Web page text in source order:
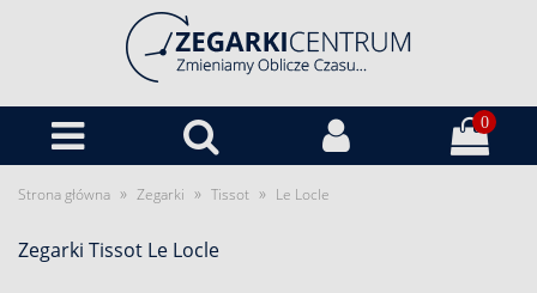
0
Strona główna » Zegarki » Tissot » Le Locle
Zegarki Tissot Le Locle